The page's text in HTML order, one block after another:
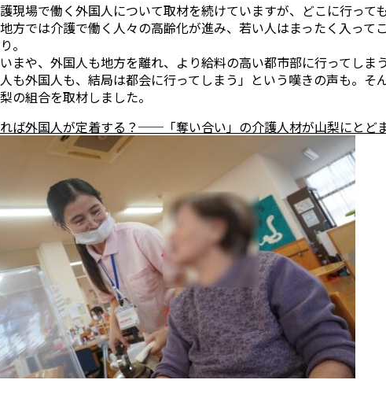
現場で働く外国人について取材を続けていますが、どこに行って
方では介護で働く人々の高齢化が進み、若い人はまったく入って
。
まや、外国人も地方を離れ、より給料の高い都市部に行ってしま
人も外国人も、結局は都会に行ってしまう」という嘆きの声も。そ
の組合を取材しました。
ば外国人が定着する？──「奪い合い」の介護人材が山梨にとど